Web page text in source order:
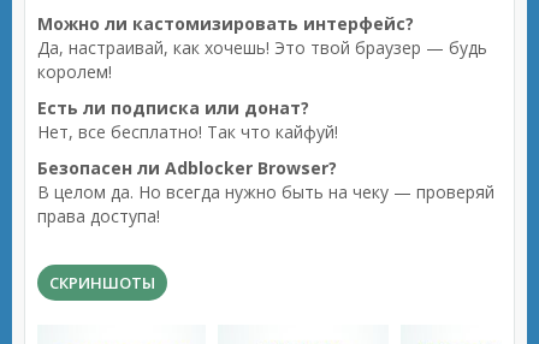
Можно ли кастомизировать интерфейс?
Да, настраивай, как хочешь! Это твой браузер — будь
королем!
Есть ли подписка или донат?
Нет, все бесплатно! Так что кайфуй!
Безопасен ли Adblocker Browser?
В целом да. Но всегда нужно быть на чеку — проверяй
права доступа!
СКРИНШОТЫ